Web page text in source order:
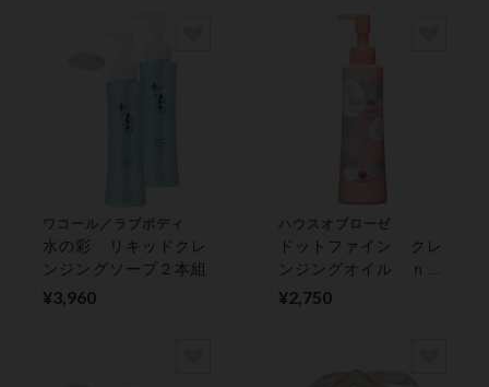
ワコール／ラブボディ
水の彩 リキッドクレ
ンジングソープ２本組
¥3,960
ハウスオブローゼ
ドットファイン クレ
ンジングオイル ｎ
スキンケア
¥2,750